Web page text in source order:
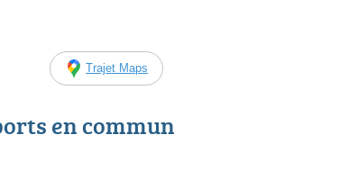
Trajet Maps
en commun